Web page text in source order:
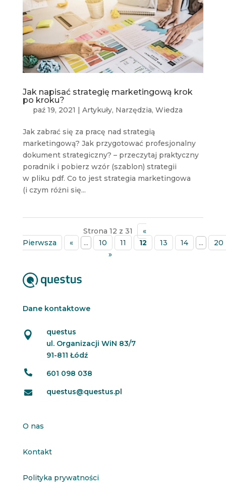
Jak napisać strategię marketingową krok
po kroku?
paź 19, 2021 | Artykuły, Narzędzia, Wiedza
Jak zabrać się za pracę nad strategią
marketingową? Jak przygotować profesjonalny
dokument strategiczny? – przeczytaj praktyczny
poradnik i pobierz wzór (szablon) strategii
w pliku pdf. Co to jest strategia marketingowa
(i czym różni się...
Strona 12 z 31
«
Pierwsza
« ... 10 11 12 13 14 ...
20
»
Dane kontaktowe

questus
ul. Organizacji WiN 83/7
91-811 Łódź
 601 098 038
 questus@questus.pl
O nas
Kontakt
Polityka prywatności